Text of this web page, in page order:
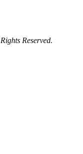
Reserved.